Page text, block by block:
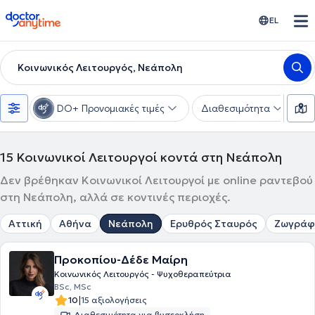
doctoranytime EL
Κοινωνικός Λειτουργός, Νεάπολη
DO+ Προνομιακές τιμές Διαθεσιμότητα
15 Κοινωνικοί Λειτουργοί κοντά στη Νεάπολη
Δεν βρέθηκαν Κοινωνικοί Λειτουργοί με online ραντεβού
στη Νεάπολη, αλλά σε κοντινές περιοχές.
Αττική Αθήνα Νεάπολη Ερυθρός Σταυρός
Προκοπίου-Δέδε Μαίρη
Κοινωνικός Λειτουργός - Ψυχοθεραπεύτρια
BSc, MSc
10|15 αξιολογήσεις